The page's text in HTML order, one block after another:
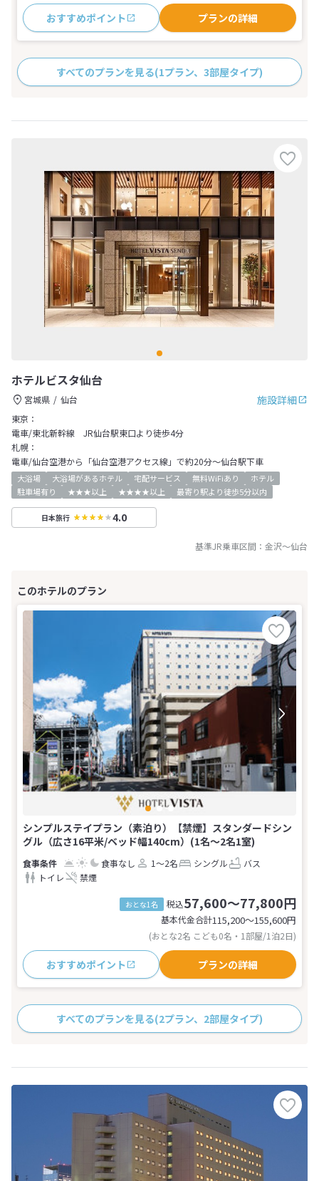
おすすめポイント プランの詳細
すべてのプランを見る(1プラン、3部屋タイプ)
ホテルビスタ仙台
施設詳細
宮城県
仙台
東京：
電車/東北新幹線 JR仙台駅東口より徒歩4分
札幌：
電車/仙台空港から「仙台空港アクセス線」で約20分～仙台駅下車
大浴場 大浴場があるホテル 宅配サービス 無料WiFiあり
ホテル
駐車場有り
★★★以上 ★★★★以上 最寄り駅より徒歩5分以内
日本旅行 4.0
基準JR乗車区間： 金沢～仙台
シンプルステイプラン（素泊り）【禁煙】スタンダードシン
グル（広さ16平米/ベッド幅140cm）(1名～2名1室)
食事なし 1～2名 シングル
バス
トイレ
禁煙
おとな1名 税込57,600～77,800円
基本代金合計115,200〜155,600円
(おとな2名 こども0名・1部屋/1泊2日)
おすすめポイント プランの詳細
すべてのプランを見る(2プラン、2部屋タイプ)